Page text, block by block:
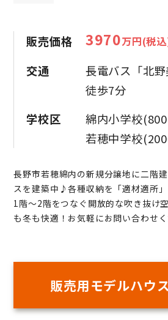
販売価格 3970万円(税
交通
長電バス「北
徒歩7分
学校区
綿内小学校
若穂中学校
長野市若穂綿内の新規分譲地に二階
スを建築中♪各種収納を「適材適所」
1階～2階をつなぐ開放的な吹き抜け
も冬も快適！お気軽にお問い合わせく
販売用モデルハウ